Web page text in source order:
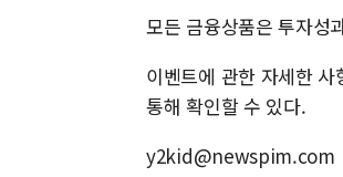
모든 금융상품은 투자성
이벤트에 관한 자세한
통해 확인할 수 있다.
y2kid@newspim.com